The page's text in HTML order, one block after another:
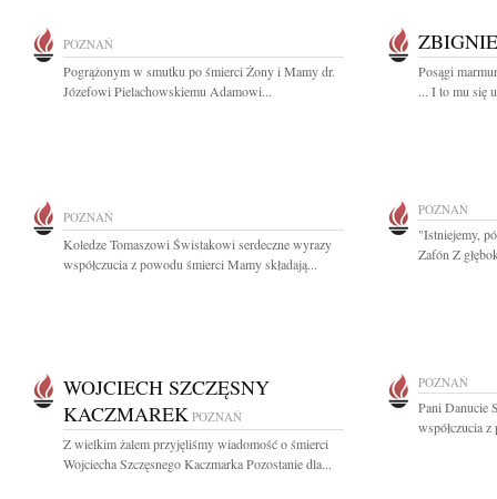
POZNAŃ
Pogrążonym w smutku po śmierci Żony i Mamy dr.
Józefowi Pielachowskiemu Adamowi...
Posągi
... I to mu się
POZNAŃ
Koledze Tomaszowi Świstakowi serdeczne wyrazy
współczucia z powodu śmierci Mamy składają...
POZNAŃ
"Istniejemy,
Zafón Z
WOJCIECH SZCZĘSNY
KACZMAREK POZNAŃ
Z wielkim żalem przyjęliśmy wiadomość o śmierci
Wojciecha Szczęsnego Kaczmarka Pozostanie dla...
POZNAŃ
Pani Danucie
współczucia